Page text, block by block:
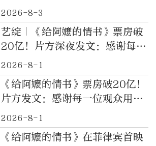
阿嬷的情书》电影道具及侨批文
物特展
2026-8-3
艺绽｜《给阿嬷的情书》票房破
20亿！片方深夜发文：感谢每一
位观众用爱意托举
2026-8-1
《给阿嬷的情书》票房破20亿！
片方发文：感谢每一位观众用爱
意托举
2026-8-1
《给阿嬷的情书》在菲律宾首映